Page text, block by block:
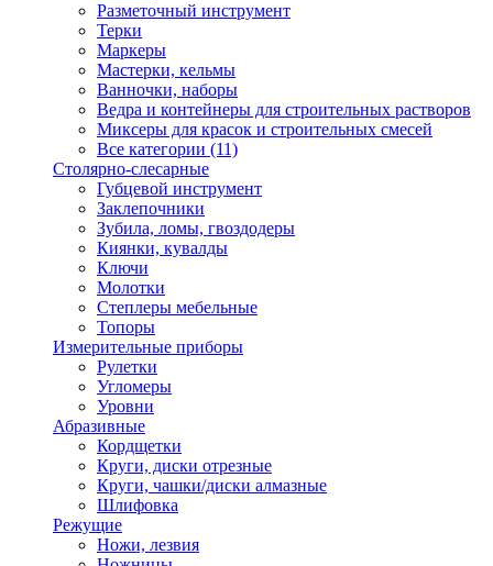
Разметочный инструмент
Терки
Маркеры
Мастерки, кельмы
Ванночки, наборы
Ведра и контейнеры для строительных растворов
Миксеры для красок и строительных смесей
Все категории (11)
Столярно-слесарные
Губцевой инструмент
Заклепочники
Зубила, ломы, гвоздодеры
Киянки, кувалды
Ключи
Молотки
Степлеры мебельные
Топоры
Измерительные приборы
Рулетки
Угломеры
Уровни
Абразивные
Кордщетки
Круги, диски отрезные
Круги, чашки/диски алмазные
Шлифовка
Режущие
Ножи, лезвия